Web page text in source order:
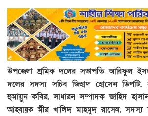
উপজেলা শ্রমিক দলের সভাপতি আরিফুল
দলের সদস্য সচিব জিহাদ হোসেন
হুমায়ুন কবির, সাধারন সম্পাদক জাহিদ
আহ্বায়ক মীর খালিদ মাহমুদ রাসেল, সদস্য